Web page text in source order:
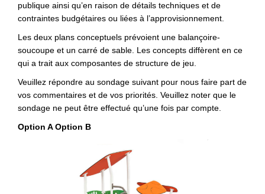
publique ainsi qu’en raison de détails techniques et de
contraintes budgétaires ou liées à l’approvisionnement.
Les deux plans conceptuels prévoient une balançoire-
soucoupe et un carré de sable. Les concepts diffèrent en ce
qui a trait aux composantes de structure de jeu.
Veuillez répondre au sondage suivant pour nous faire part de
vos commentaires et de vos priorités. Veuillez noter que le
sondage ne peut être effectué qu’une fois par compte.
Option A Option B